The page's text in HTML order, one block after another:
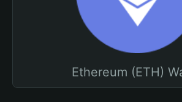
Ethereum (ETH)